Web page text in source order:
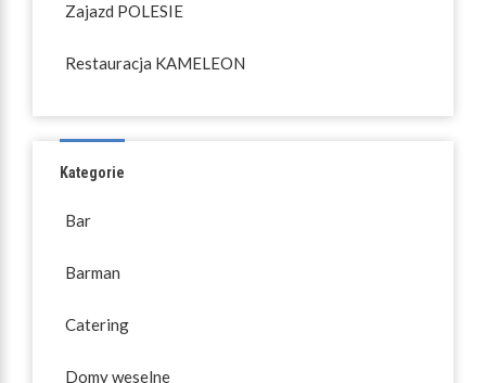
Zajazd POLESIE
Restauracja KAMELEON
Kategorie
Bar
Barman
Catering
Domy weselne